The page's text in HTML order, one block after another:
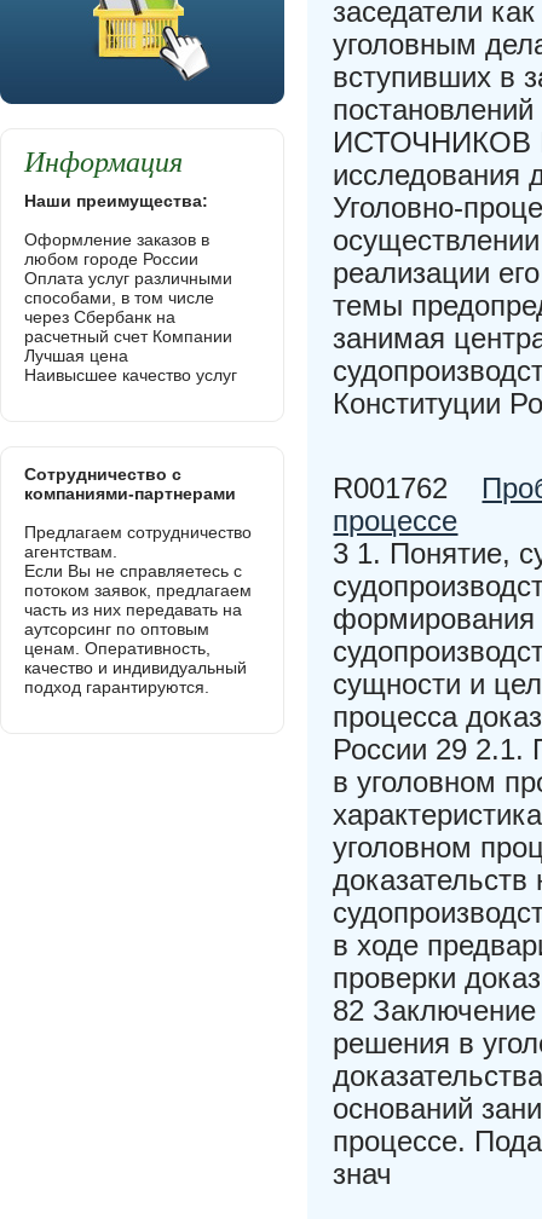
заседатели
уголовным
вступивших в
ИСТОЧНИКОВ
исследования
Уголовно-
реализации
темы
занимая
Конституции
R001762
процессе
3 1. Понятие,
формирования
сущности и
процесса
России 29 2.1.
в уголовном
уголовном
доказательств
в ходе
проверки
82
решения в
оснований
процессе.
знач
Информация
Наши преимущества:
Оформление заказов в
любом городе России
Оплата услуг различными
способами, в том числе
через Сбербанк на
расчетный счет Компании
Лучшая цена
Наивысшее качество услуг
Сотрудничество с
компаниями-партнерами
Предлагаем сотрудничество
агентствам.
Если Вы не справляетесь с
потоком заявок, предлагаем
часть из них передавать на
аутсорсинг по оптовым
ценам. Оперативность,
качество и индивидуальный
подход гарантируются.